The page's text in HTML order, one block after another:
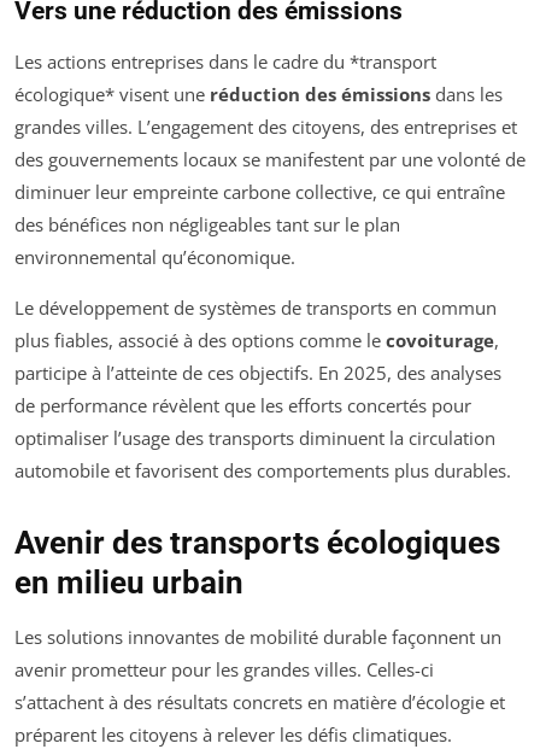
Vers une réduction des émissions
Les actions entreprises dans le cadre du *transport
écologique* visent une réduction des émissions dans les
grandes villes. L’engagement des citoyens, des entreprises et
des gouvernements locaux se manifestent par une volonté de
diminuer leur empreinte carbone collective, ce qui entraîne
des bénéfices non négligeables tant sur le plan
environnemental qu’économique.
Le développement de systèmes de transports en commun
plus fiables, associé à des options comme le covoiturage,
participe à l’atteinte de ces objectifs. En 2025, des analyses
de performance révèlent que les efforts concertés pour
optimaliser l’usage des transports diminuent la circulation
automobile et favorisent des comportements plus durables.
Avenir des transports écologiques
en milieu urbain
Les solutions innovantes de mobilité durable façonnent un
avenir prometteur pour les grandes villes. Celles-ci
s’attachent à des résultats concrets en matière d’écologie et
préparent les citoyens à relever les défis climatiques.